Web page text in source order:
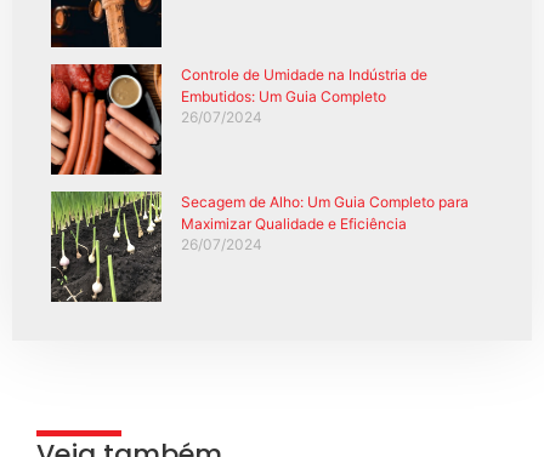
Controle de Umidade na Indústria de
Embutidos: Um Guia Completo
26/07/2024
Secagem de Alho: Um Guia Completo para
Maximizar Qualidade e Eficiência
26/07/2024